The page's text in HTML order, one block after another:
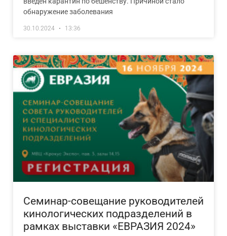
обнаружение заболевания
30.10.2024 13:36
Семинар-совещание руководителей
кинологических подразделений в
рамках выставки «ЕВРАЗИЯ 2024»